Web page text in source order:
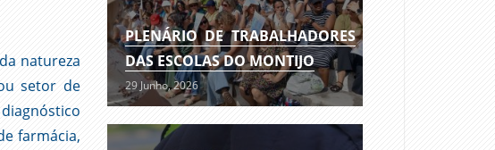
natureza
setor de
farmácia,
PLENÁRIO DE TRABALHADORES
DAS ESCOLAS DO MONTIJO
29 Junho, 2026